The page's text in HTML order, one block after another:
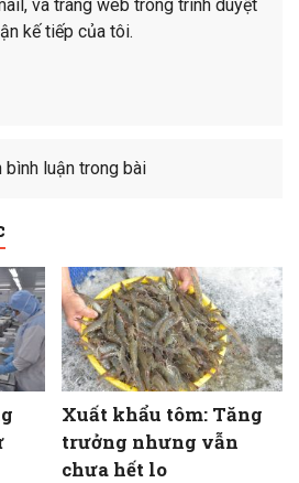
và trang web trong trình duyệt
kế tiếp của tôi.
luận trong bài
Xuất khẩu tôm: Tăng
trưởng nhưng vẫn
chưa hết lo